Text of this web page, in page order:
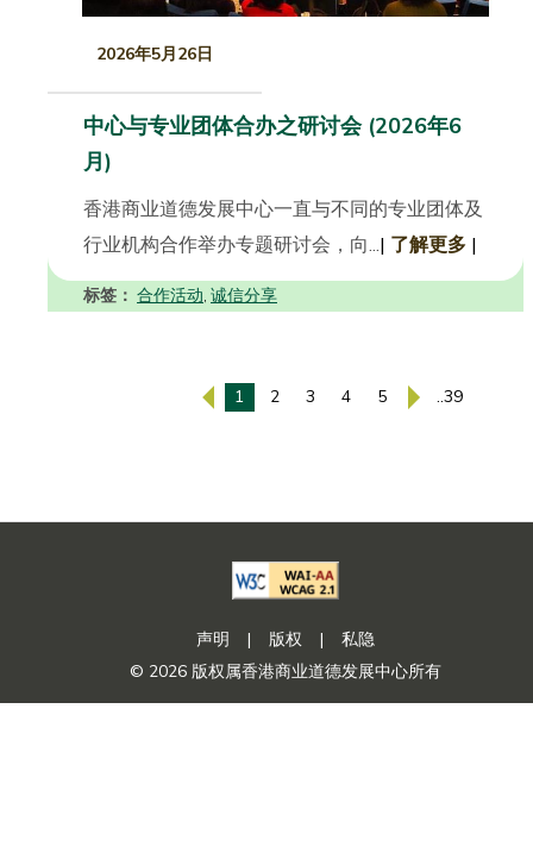
2026年5月26日
中心与专业团体合办之研讨会 (2026年6
月)
香港商业道德发展中心一直与不同的专业团体及
行业机构合作举办专题研讨会，向...| 了解更多 |
标签： 合作活动, 诚信分享
1 2 3 4 5 ..39
声明 | 版权 |
私隐
© 2026 版权属香港商业道德发展中心所有